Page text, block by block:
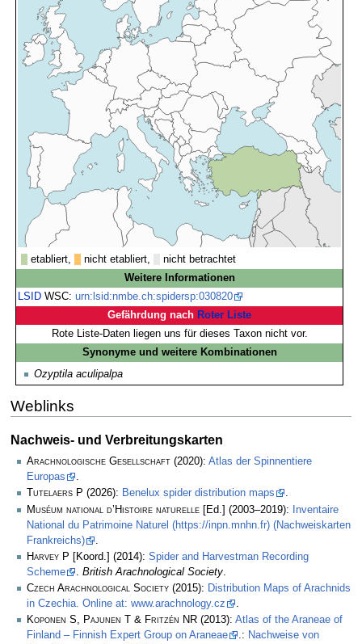
etabliert, nicht etabliert,
nicht betrachtet
Weitere Informationen
LSID WSC:urn:lsid:nmbe.ch:spidersp:030820
Gefährdung nach Roter Liste
Rote Liste-Daten liegen uns für dieses Taxon nicht vor.
Synonyme und weitere Kombinationen
Ozyptila aculipalpa
Weblinks
Nachweis- und Verbreitungskarten
Arachnologische Gesellschaft (2020): Atlas der Spinnentiere
Europas
.
Tutelaers P (2026): Benelux spider distribution maps
.
Muséum national d’Histoire naturelle [Ed.] (2003–2019):
Inventaire
National du Patrimoine Naturel (https://inpn.mnhn.fr) (Nachweiskarten
Frankreichs)
Harvey P [Koord.] (2014): Spider and Harvestman Recording
Scheme
. British Arachnological Society.
Czech Arachnological Society (2015): Distribution Maps of Arachnids
in Czechia. Online at: www.arachnology.cz
.
Koponen S, Pajunen T & Fritzén NR (2013): Atlas of the Araneae of
Finland – Finnish Expert Group on Araneae
.: Nachweise von